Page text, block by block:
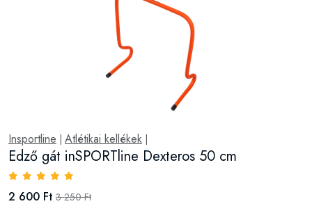
Insportline Atlétikai kellékek
Edző gát inSPORTline Dexteros 50 cm
2 600 Ft 3 250 Ft